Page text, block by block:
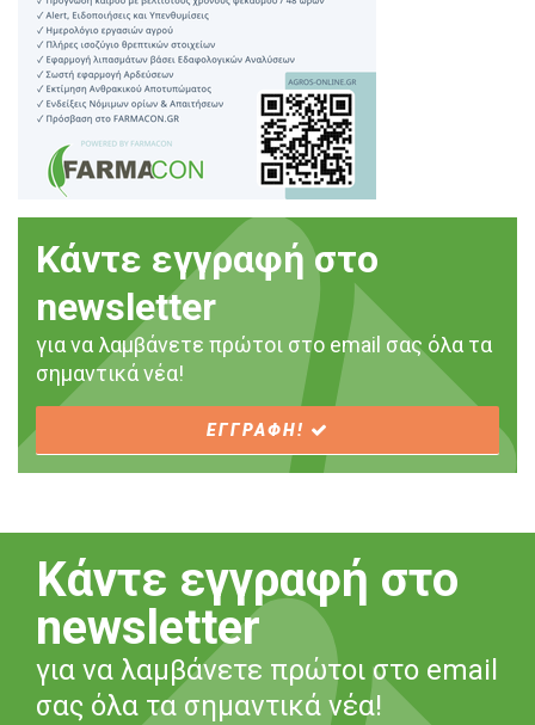
Κάντε εγγραφή στο
newsletter
για να λαμβάνετε πρώτοι στο email σας όλα τα
σημαντικά νέα!
ΕΓΓΡΑΦΗ!
Κάντε εγγραφή στο
newsletter
για να λαμβάνετε πρώτοι στο email
σας όλα τα σημαντικά νέα!